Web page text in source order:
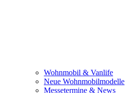
Wohnmobil & Vanlife
Neue Wohnmobilmodelle
Messetermine & News